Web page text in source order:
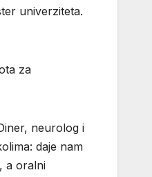
univerziteta.
za
neurolog i
daje nam
a oralni